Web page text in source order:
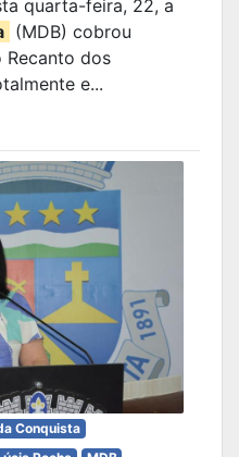
quarta-feira, 22, a
(MDB) cobrou
Recanto dos
e...
Conquista